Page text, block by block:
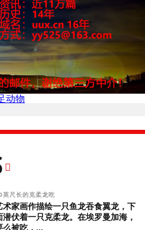
动物
英尺长的克柔龙吃
术家画作描绘一只鱼龙吞食翼龙，下
潜伏着一只克柔龙。在埃罗曼加海，
么被吃，...